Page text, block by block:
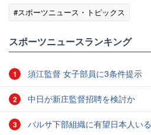
#スポーツニュース・トピックス
スポーツニュースランキング
1 須江監督 女子部員に3条件提示
2 中日が新庄監督招聘を検討か
3 バルサ下部組織に有望日本人いる